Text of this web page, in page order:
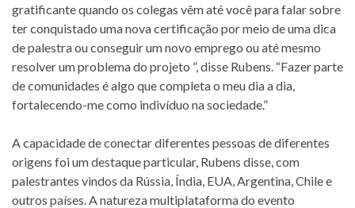
gratificante quando os colegas vêm até você para falar sobre
ter conquistado uma nova certificação por meio de uma dica
de palestra ou conseguir um novo emprego ou até mesmo
resolver um problema do projeto ”, disse Rubens. “Fazer parte
de comunidades é algo que completa o meu dia a dia,
fortalecendo-me como indivíduo na sociedade.”
A capacidade de conectar diferentes pessoas de diferentes
origens foi um destaque particular, Rubens disse, com
palestrantes vindos da Rússia, Índia, EUA, Argentina, Chile e
outros países. A natureza multiplataforma do evento